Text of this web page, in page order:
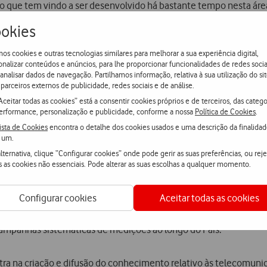
cookies e outras tecnologias similares para melhorar a sua experiência digital,
conteúdos e anúncios, para lhe proporcionar funcionalidades de redes
dados de navegação. Partilhamos informação, relativa à sua utilização do
externos de publicidade, redes sociais e de análise.
todas as cookies” está a consentir cookies próprios e de terceiros, das
personalização e publicidade, conforme a nossa Política de Cookies
de Cookiesencontra o detalhe dos cookies usados e uma descrição da
clique “Configurar cookies” onde pode gerir as suas preferências, ou
as cookies não essenciais. Pode alterar as suas escolhas a qualquer momento.
Configurar cookies Aceitar todas as cookies
que tem vindo a ser desenvolvido há bastante tempo nesta
a colaboração da Vodafone, no quadro das políticas de
Mundial de Saúde.
das suas estações com os níveis de exposição
que seja divulgada informação científica e de qualidade
dos níveis de radiação electromagnética em diversos locais
item, diversa informação de divulgação sobre a
acessível ao público em geral.
efeitos, é necessário quantificar os níveis de radiação
Esta informação não está disponível em Portugal de
sistemáticas de medições ao longo do País.
na criação e difusão do conhecimento relativo às